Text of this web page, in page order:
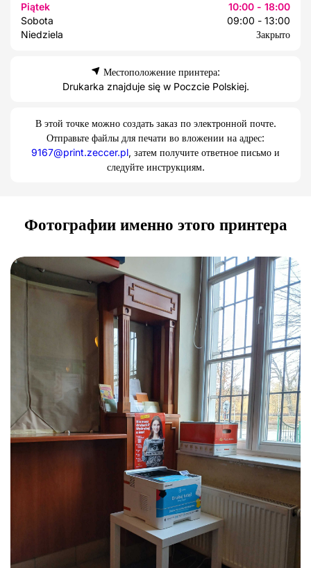
Piątek
10:00 - 18:00
Sobota
09:00 - 13:00
Niedziela
Закрыто
Местоположение принтера:
Drukarka znajduje się w Poczcie Polskiej.
В этой точке можно создать заказ по электронной почте.
Отправьте файлы для печати во вложении на адрес:
9167@print.zeccer.pl, затем получите ответное письмо и
следуйте инструкциям.
Фотографии именно этого принтера